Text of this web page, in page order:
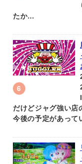
たか…
だけどジャグ強い店
今後の予定があっ